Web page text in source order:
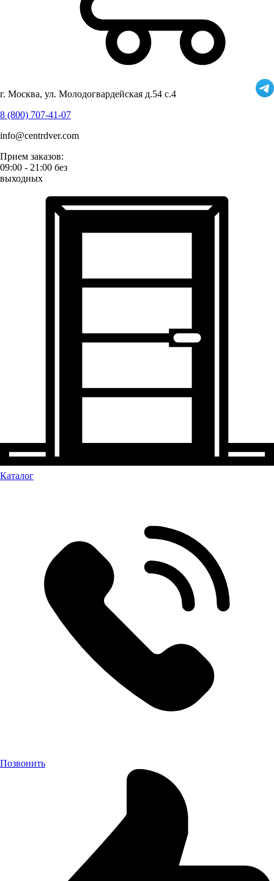
г. Москва, ул. Молодогвардейская д.54 с.4
8 (800) 707-41-07
info@centrdver.com
Прием заказов:
09:00 - 21:00 без
выходных
Каталог
Позвонить